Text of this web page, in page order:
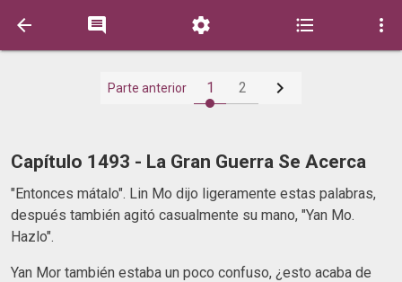
    
Parte anterior 1 2 
Capítulo 1493 - La Gran Guerra Se Acerca
"Entonces mátalo". Lin Mo dijo ligeramente estas palabras,
después también agitó casualmente su mano, "Yan Mo.
Hazlo".
Yan Mor también estaba un poco confuso, ¿esto acaba de